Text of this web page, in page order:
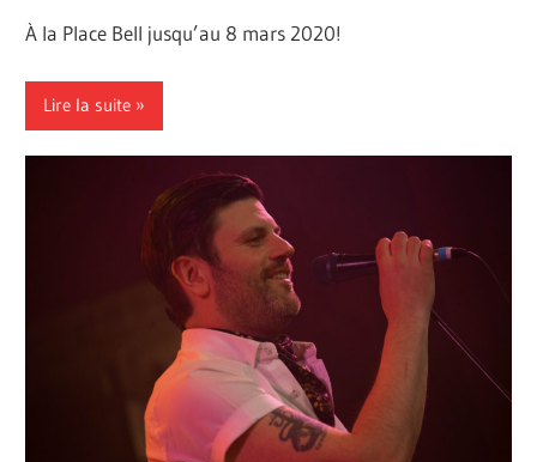
À la Place Bell jusqu’au 8 mars 2020!
Lire la suite